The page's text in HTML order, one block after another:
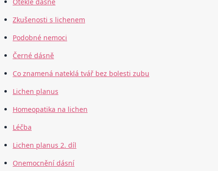
Oteklé dásně
Zkušenosti s lichenem
Podobné nemoci
Černé dásně
Co znamená nateklá tvář bez bolesti zubu
Lichen planus
Homeopatika na lichen
Léčba
Lichen planus 2. díl
Onemocnění dásní